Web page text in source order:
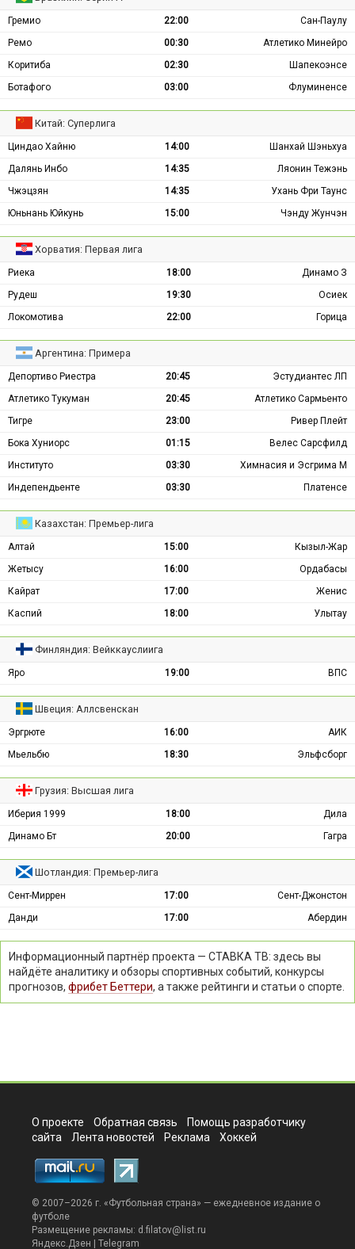
Гремио 22:00
Сан-Паулу
Ремо
00:30
Атлетико Минейро
Коритиба
02:30
Шапекоэнсе
Ботафого
03:00 Флуминенсе
Китай: Суперлига
Циндао Хайню 14:00
Шанхай Шэньхуа
Далянь Инбо
14:35
Ляонин Тежэнь
Чжэцзян
14:35
Ухань Фри Таунс
Юньнань Юйкунь
15:00 Чэнду Жунчэн
Хорватия: Первая лига
Риека 18:00
Динамо З
Рудеш
19:30
Осиек
Локомотива
22:00 Горица
Аргентина: Примера
Депортиво Риестра 20:45
Эстудиантес ЛП
Атлетико Тукуман
20:45
Атлетико Сармьенто
Тигре
23:00
Ривер Плейт
Бока Хуниорс
01:15
Велес Сарсфилд
Институто
03:30
Химнасия и Эсгрима М
Индепендьенте
03:30 Платенсе
Казахстан: Премьер-лига
Алтай 15:00
Кызыл-Жар
Жетысу
16:00
Ордабасы
Кайрат
17:00
Женис
Каспий
18:00 Улытау
Финляндия: Вейккауслиига
Яро 19:00 ВПС
Швеция: Аллсвенскан
Эргрюте 16:00
АИК
Мьельбю
18:30 Эльфсборг
Грузия: Высшая лига
Иберия 1999 18:00
Дила
Динамо Бт
20:00 Гагра
Шотландия: Премьер-лига
Сент-Миррен 17:00
Сент-Джонстон
Данди
17:00 Абердин
Информационный партнёр проекта — СТАВКА ТВ: здесь вы
найдёте аналитику и обзоры спортивных событий, конкурсы
прогнозов, фрибет Беттери, а также рейтинги и статьи о спорте.
О проекте Обратная связь
Помощь разработчику
сайта
Лента новостей Реклама Хоккей
© 2007–2026 г. «Футбольная страна» — ежедневное издание о
футболе
Размещение рекламы: d.filatov@list.ru
Яндекс.Дзен | Telegram